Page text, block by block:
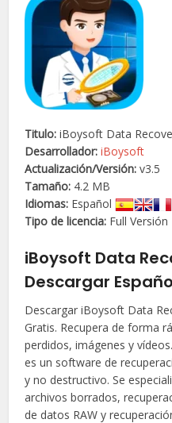
Titulo: iBoysoft Data
Desarrollador:iBoysoft
Actualización/Versión: v3.5
Tamaño: 4.2 MB
Idiomas: Español
Tipo de licencia: Full Versión
iBoysoft Data
Descargar
Descargar iBoysoft Data
Gratis. Recupera de forma
perdidos, imágenes y
es un software de
y no destructivo. Se
archivos borrados,
de datos RAW y